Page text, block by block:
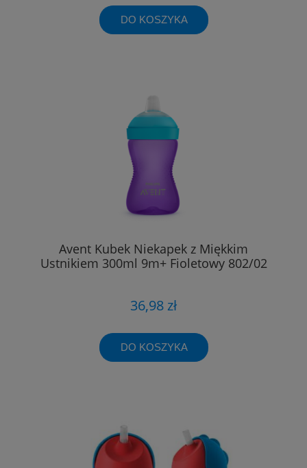
DO KOSZYKA
Avent Kubek Niekapek z Miękkim
Ustnikiem 300ml 9m+ Fioletowy 802/02
36,98 zł
DO KOSZYKA